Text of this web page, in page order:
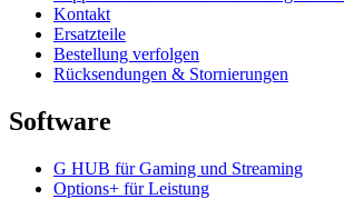
Kontakt
Ersatzteile
Bestellung verfolgen
Rücksendungen & Stornierungen
Software
G HUB für Gaming und Streaming
Options+ für Leistung